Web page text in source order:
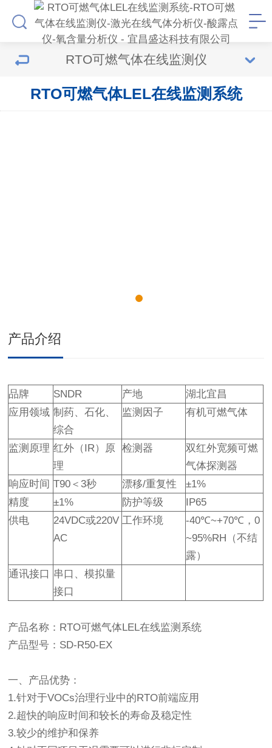
RTO可燃气体在线监测仪
RTO可燃气体LEL在线监测系统
产品介绍
品牌 SNDR 产地
湖北宜昌
应用领域 制药、石化、
综合
监测因子 有机可燃气体
监测原理 红外（IR）原
理
检测器
双红外宽频可燃
气体探测器
响应时间 T90＜3秒 漂移/重复性
±1%
精度
±1% 防护等级
IP65
供电
24VDC或220V
AC
工作环境
-40℃~+70℃，0
~95%RH（不结
露）
通讯接口 串口、模拟量
接口
产品名称：RTO可燃气体LEL在线监测系统
产品型号：SD-R50-EX
一、产品优势：
1.针对于VOCs治理行业中的RTO前端应用
2.超快的响应时间和较长的寿命及稳定性
3.较少的维护和保养